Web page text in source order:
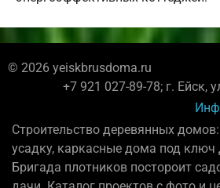
© 2026 yeiskbrusdoma.ru
+7 921 027-89-78; г. Ейск,
Строительство деревянных
усадку, каркасные дома под
Бригада плотников постороит